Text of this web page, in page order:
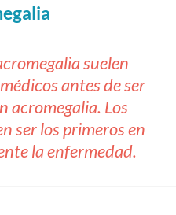
suelen
antes de ser
acromegalia. Los
ser los primeros en
la enfermedad.